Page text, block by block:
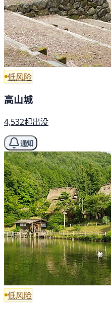
低风险
高山城
4,532起出没
通知
低风险